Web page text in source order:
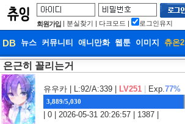
회원가입 | 분실찾기 | 다크모드 | 로그인유지
DB 뉴스 커뮤니티 애니만화 웹툰 이미지 츄온2
DB
웹툰 이미지 츄온2
은근히 꼴리는거
유우카 | L:92/A:339 | LV251 Exp.77%
3,889/5,030
| 0 | 2026-05-31 20:26:57 | 1387 |